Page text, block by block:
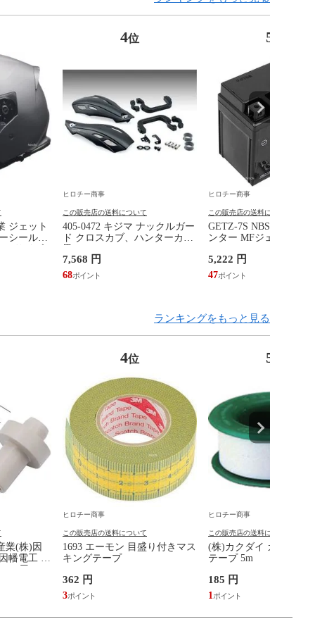
ジェット
シール付
4位
ヒロチー商事
この販売店の送料について
405-0472 キジマ ナックルガー
ド クロスカブ、ハンターカブ
7,568 円
68
5
ヒロチー商事
この販売店の送料について
GETZ-7S NBS バイクパ
ンター MFジェルバッ
TTZ7SL互換
5,222 円
47
ランキングをもっと見る
業(株)因
幡電工 断
4位
ヒロチー商事
この販売店の送料について
1693 エーモン 目盛り付きマス
キングテープ
362 円
3
5
ヒロチー商事
この販売店の送料について
(株)カクダイ カクダイ
テープ 5m
185 円
1